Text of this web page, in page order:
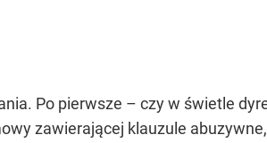
Po pierwsze – czy w świetle
zawierającej klauzule